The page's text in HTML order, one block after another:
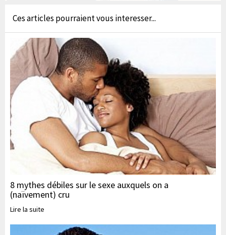
Ces articles pourraient vous interesser...
8 mythes débiles sur le sexe auxquels on a
(naïvement) cru
Lire la suite